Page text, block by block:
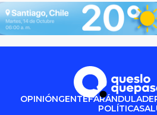
OPINIÓNGENTEFARÁNDULA
POLÍTICA